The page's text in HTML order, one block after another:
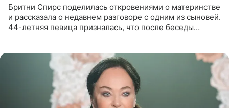
Бритни Спирс поделилась откровениями о материнстве
и рассказала о недавнем разговоре с одним из сыновей.
44-летняя певица призналась, что после беседы